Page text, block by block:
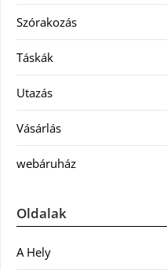
Szórakozás
Táskák
Utazás
Vásárlás
webáruház
Oldalak
A Hely